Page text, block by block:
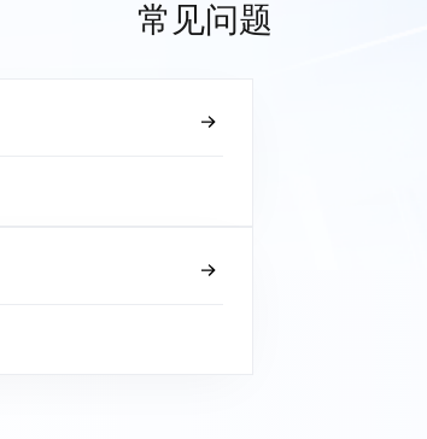
常见问题